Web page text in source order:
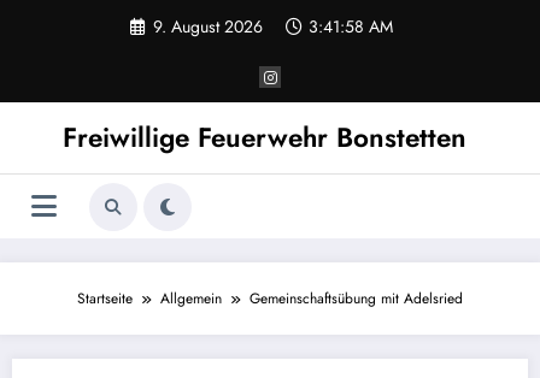
9. August 2026 3:41:58 AM
Freiwillige Feuerwehr Bonstetten
Startseite Allgemein Gemeinschaftsübung mit Adelsried